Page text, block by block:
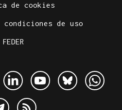
de cookies
de uso
FEDER